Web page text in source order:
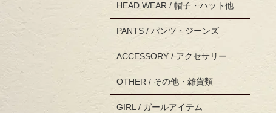
HEAD WEAR / 帽子・ハット他
PANTS / パンツ・ジーンズ
ACCESSORY / アクセサリー
OTHER / その他・雑貨類
GIRL / ガールアイテム